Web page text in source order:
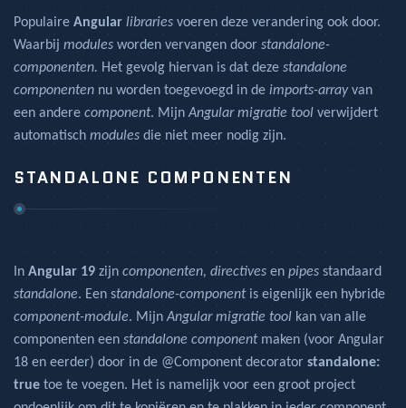
Populaire Angular libraries voeren deze verandering ook door.
Waarbij modules worden vervangen door standalone-
componenten. Het gevolg hiervan is dat deze standalone
componenten nu worden toegevoegd in de imports-arrayvan
een anderecomponent. MijnAngular migratie tool verwijdert
automatisch modules die niet meer nodig zijn.
STANDALONE COMPONENTEN
In Angular 19 zijn componenten, directives en pipes standaard
standalone. Een standalone-component is eigenlijk een hybride
component-module. MijnAngular migratie tool kan van alle
componenten een standalone component maken (voor Angular
18 en eerder) door in de @Component decorator standalone:
true toe te voegen. Het is namelijk voor een groot project